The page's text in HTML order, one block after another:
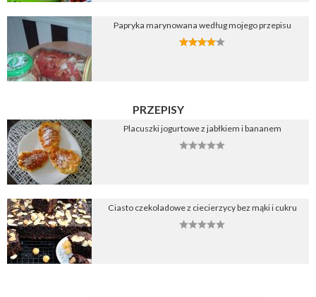
Papryka marynowana według mojego przepisu
PRZEPISY
Placuszki jogurtowe z jabłkiem i bananem
Ciasto czekoladowe z ciecierzycy bez mąki i cukru